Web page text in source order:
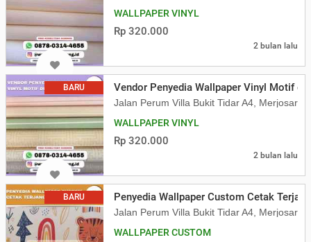
WALLPAPER VINYL
Rp 320.000
2 bulan lalu
BARU Vendor Penyedia Wallpaper Vinyl Motif di
Jalan Perum Villa Bukit Tidar A4, Merjosari,
WALLPAPER VINYL
Rp 320.000
2 bulan lalu
BARU Penyedia Wallpaper Custom Cetak
Jalan Perum Villa Bukit Tidar A4, Merjosari,
WALLPAPER CUSTOM